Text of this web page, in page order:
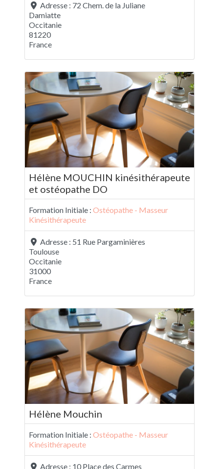
Adresse : 72 Chem. de la Juliane
Damiatte
Occitanie
81220
France
Hélène MOUCHIN kinésithérapeute
et ostéopathe DO
Formation Initiale : Ostéopathe - Masseur
Kinésithérapeute
Adresse : 51 Rue Pargaminières
Toulouse
Occitanie
31000
France
Hélène Mouchin
Formation Initiale : Ostéopathe - Masseur
Kinésithérapeute
Adresse : 10 Place des Carmes